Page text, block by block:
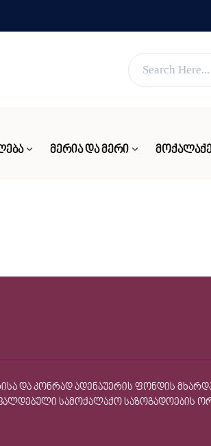
ᲛᲔᲠᲘᲐ ᲓᲐ ᲛᲔᲠᲘ
და კონრად ადენაუერის ფონდის
სამოქალაქო საზოგადოების